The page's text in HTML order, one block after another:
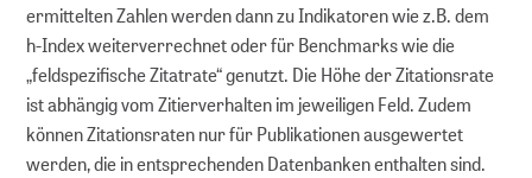
ermittelten Zahlen werden dann zu Indikatoren wie z.B. dem
h-Index weiterverrechnet oder für Benchmarks wie die
„feldspezifische Zitatrate“ genutzt. Die Höhe der Zitationsrate
ist abhängig vom Zitierverhalten im jeweiligen Feld. Zudem
können Zitationsraten nur für Publikationen ausgewertet
werden, die in entsprechenden Datenbanken enthalten sind.